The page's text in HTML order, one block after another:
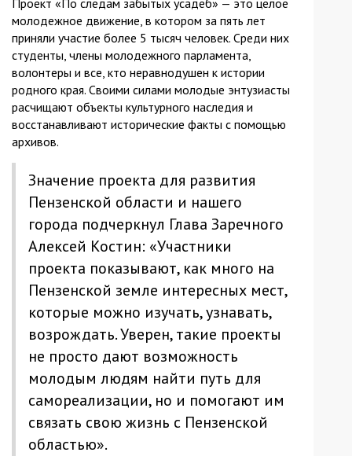
Проект «По следам забытых усадеб» — это целое
молодежное движение, в котором за пять лет
приняли участие более 5 тысяч человек. Среди них
студенты, члены молодежного парламента,
волонтеры и все, кто неравнодушен к истории
родного края. Своими силами молодые энтузиасты
расчищают объекты культурного наследия и
восстанавливают исторические факты с помощью
архивов.
Значение проекта для развития
Пензенской области и нашего
города подчеркнул Глава Заречного
Алексей Костин: «Участники
проекта показывают, как много на
Пензенской земле интересных мест,
которые можно изучать, узнавать,
возрождать. Уверен, такие проекты
не просто дают возможность
молодым людям найти путь для
самореализации, но и помогают им
связать свою жизнь с Пензенской
областью».